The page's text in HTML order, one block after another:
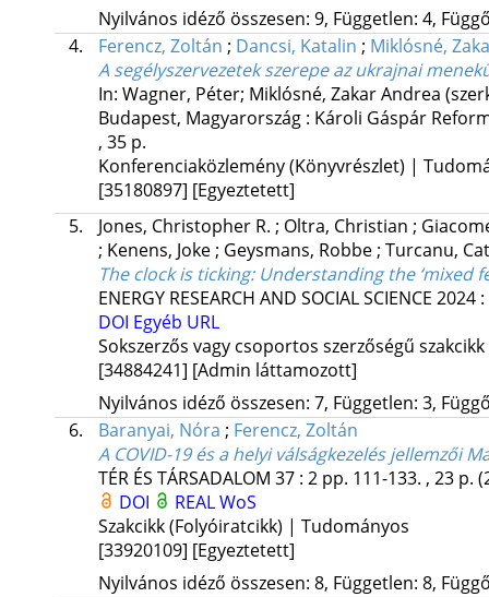
Nyilvános idéző összesen: 9, Független: 4,
4.
Ferencz, Zoltán ; Dancsi, Katalin ; Miklósné,
A segélyszervezetek szerepe az ukrajnai
In: Wagner, Péter; Miklósné, Zakar Andrea
Budapest, Magyarország : Károli Gáspár
, 35 p.
Konferenciaközlemény (Könyvrészlet) |
[35180897] [Egyeztetett]
5.
Jones, Christopher R. ; Oltra, Christian ;
; Kenens, Joke; Geysmans, Robbe; Turcanu,
The clock is ticking: Understanding the ‘mixed
ENERGY RESEARCH AND SOCIAL SCIENCE 2024:
DOI Egyéb URL
Sokszerzős vagy csoportos szerzőségű
[34884241] [Admin láttamozott]
Nyilvános idéző összesen: 7, Független: 3,
6.
Baranyai, Nóra ; Ferencz, Zoltán
A COVID-19 és a helyi válságkezelés jellemzői
TÉR ÉS TÁRSADALOM 37: 2 pp. 111-133. , 23 p.
DOI
REALWoS
Szakcikk (Folyóiratcikk) | Tudományos
[33920109] [Egyeztetett]
Nyilvános idéző összesen: 8, Független: 8,